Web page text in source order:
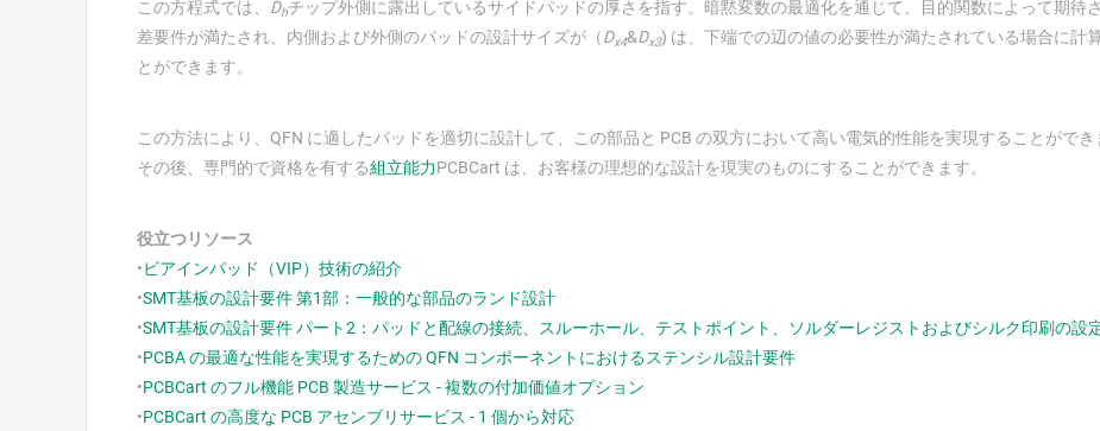
この方程式では、 Dhチップ外側に露出しているサイドパッドの厚さを指す。暗黙変数の最適化を通じて、目的関数によって期待
差要件が満たされ、内側および外側のパッドの設計サイズが（Dx4&Dx3) は、下端での辺の値の必要性が満たされている場合に計
とができます。
この方法により、QFN に適したパッドを適切に設計して、この部品と PCB の双方において高い電気的性能を実現することができ
その後、専門的で資格を有する組立能力PCBCart は、お客様の理想的な設計を現実のものにすることができます。
役立つリソース
•ビアインパッド（VIP）技術の紹介
•SMT基板の設計要件 第1部：一般的な部品のランド設計
•SMT基板の設計要件 パート2：パッドと配線の接続、スルーホール、テストポイント、ソルダーレジストおよびシルク印刷の設
•PCBA の最適な性能を実現するための QFN コンポーネントにおけるステンシル設計要件
•PCBCart のフル機能 PCB 製造サービス - 複数の付加価値オプション
•PCBCart の高度な PCB アセンブリサービス - 1 個から対応